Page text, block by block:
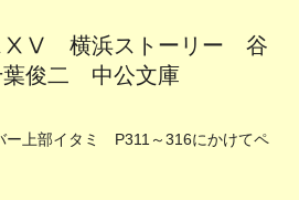
ⅩⅤ 横浜ストーリー 谷
俊二 中公文庫
上部イタミ P311～316にかけてペ